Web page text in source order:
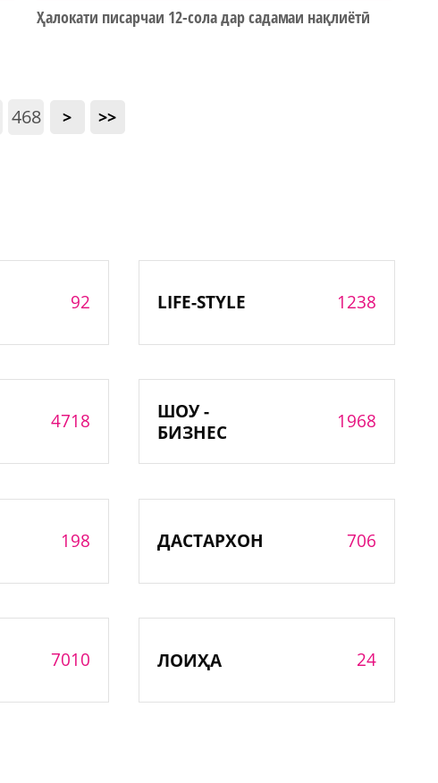
Ҳалокати писарчаи 12-сола дар садамаи нақлиётӣ
468 > >>
92 LIFE-STYLE 1238
4718
ШОУ -
БИЗНЕС
1968
198 ДАСТАРХОН 706
7010 ЛОИҲА 24